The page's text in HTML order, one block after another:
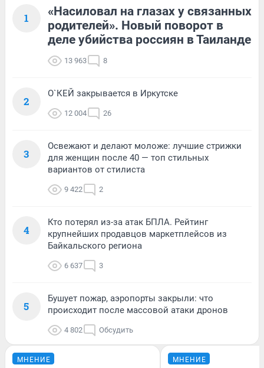
1
«Насиловал на глазах у связанных
родителей». Новый поворот в
деле убийства россиян в Таиланде
13 963 8
2
О`КЕЙ закрывается в Иркутске
12 004 26
3
Освежают и делают моложе: лучшие стрижки
для женщин после 40 — топ стильных
вариантов от стилиста
9 422 2
4
Кто потерял из-за атак БПЛА. Рейтинг
крупнейших продавцов маркетплейсов из
Байкальского региона
6 637 3
5
Бушует пожар, аэропорты закрыли: что
происходит после массовой атаки дронов
4 802 Обсудить
МНЕНИЕ МНЕНИЕ